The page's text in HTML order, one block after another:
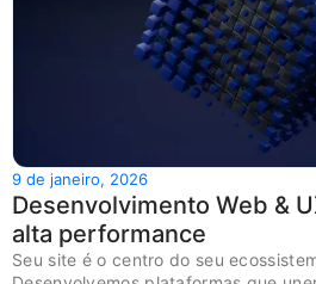
9 de janeiro, 2026
Desenvolvimento Web &
alta performance
Seu site é o centro do seu